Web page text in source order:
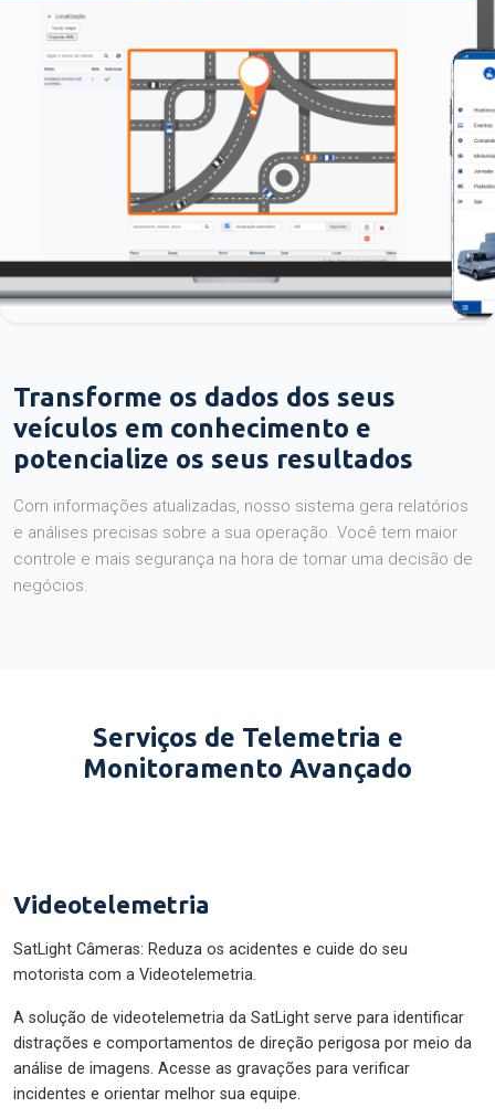
Transforme os dados dos seus
veículos em conhecimento e
potencialize os seus resultados
Com informações atualizadas, nosso sistema gera relatórios
e análises precisas sobre a sua operação. Você tem maior
controle e mais segurança na hora de tomar uma decisão de
negócios.
Serviços de Telemetria e
Monitoramento Avançado
Videotelemetria
SatLight Câmeras: Reduza os acidentes e cuide do seu
motorista com a Videotelemetria.
A solução de videotelemetria da SatLight serve para identificar
distrações e comportamentos de direção perigosa por meio da
análise de imagens. Acesse as gravações para verificar
incidentes e orientar melhor sua equipe.